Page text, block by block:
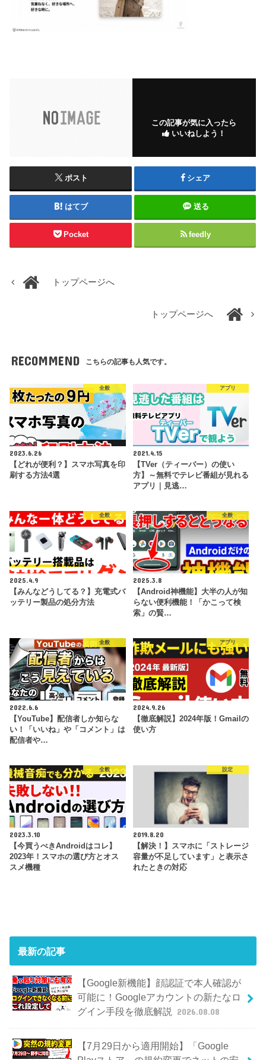
この記事が気に入ったら
いいねしよう！
ポスト シェア
はてブ 送る
Pocket feedly
トップページへ
トップページへ
RECOMMEND こちらの記事も人気です。
全般
2023.6.26
【どれが便利？】スマホ写真を印
刷する方法4選
アプリ
2021.4.15
【TVer（ティーバー）の使い
方】～無料でテレビ番組が見れる
アプリ｜見逃…
全般
2025.4.9
【みんなどうしてる？】充電式バ
ッテリー製品の処分方法
全般
2025.3.8
【Android神機能】大半の人が知
らない便利機能！「かこって検
索」の賢…
全般
2022.6.6
【YouTube】配信者しか知らな
い！「いいね」や「コメント」は
配信者や…
アプリ
2024.9.26
【徹底解説】2024年版！Gmailの
使い方
全般
2023.3.10
【今買うべきAndroidはコレ】
2023年！スマホの選び方とオス
スメ機種
設定
2019.8.20
【解決！】スマホに「ストレージ
容量が不足しています」と表示さ
れたときの対応
最新の記事
【Google新機能】顔認証で本人確認が
可能に！Googleアカウントの新たなロ
グイン手段を徹底解説
2026.08.08
【7月29日から適用開始】「Google